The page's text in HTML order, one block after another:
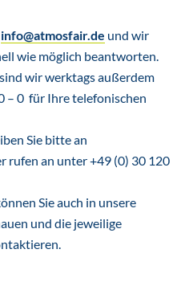
info@atmosfair.de und wir
wie möglich beantworten.
wir werktags außerdem
– 0 für Ihre telefonischen
Sie bitte an
rufen an unter +49 (0) 30 120
Sie auch in unsere
und die jeweilige